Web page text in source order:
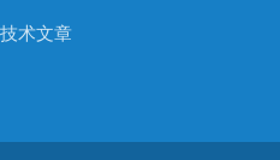
技术文章